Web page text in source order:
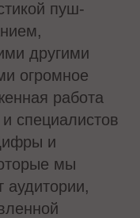
пуш-
другими
огромное
работа
специалистов
и
мы
аудитории,